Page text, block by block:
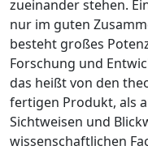
zueinander stehen.
nur im guten
besteht großes
Forschung und
das heißt von den
fertigen Produkt, als
Sichtweisen und
wissenschaftlichen